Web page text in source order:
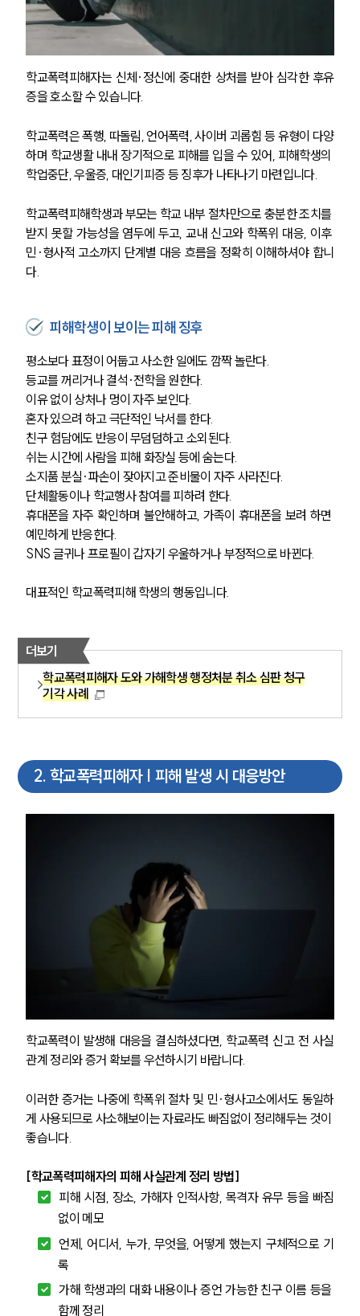
학교폭력피해자는 신체·정신에 중대한 상처를 받아 심각한 후유
증을 호소할 수 있습니다.
학교폭력은 폭행, 따돌림, 언어폭력, 사이버 괴롭힘 등 유형이 다양
하며 학교생활 내내 장기적으로 피해를 입을 수 있어, 피해학생의
학업중단, 우울증, 대인기피증 등 징후가 나타나기 마련입니다.
학교폭력피해학생과 부모는 학교 내부 절차만으로 충분한 조치를
받지 못할 가능성을 염두에 두고, 교내 신고와 학폭위 대응, 이후
민·형사적 고소까지 단계별 대응 흐름을 정확히 이해하셔야 합니
다.
피해학생이 보이는 피해 징후
평소보다 표정이 어둡고 사소한 일에도 깜짝 놀란다.
등교를 꺼리거나 결석·전학을 원한다.
이유 없이 상처나 멍이 자주 보인다.
혼자 있으려 하고 극단적인 낙서를 한다.
친구 험담에도 반응이 무덤덤하고 소외된다.
쉬는 시간에 사람을 피해 화장실 등에 숨는다.
소지품 분실·파손이 잦아지고 준비물이 자주 사라진다.
단체활동이나 학교행사 참여를 피하려 한다.
휴대폰을 자주 확인하며 불안해하고, 가족이 휴대폰을 보려 하면
예민하게 반응한다.
SNS 글귀나 프로필이 갑자기 우울하거나 부정적으로 바뀐다.
대표적인 학교폭력피해 학생의 행동입니다.
더보기
학교폭력피해자 도와 가해학생 행정처분 취소 심판 청구
기각 사례
2. 학교폭력피해자 | 피해 발생 시 대응방안
학교폭력이 발생해 대응을 결심하셨다면, 학교폭력 신고 전 사실
관계 정리와 증거 확보를 우선하시기 바랍니다.
이러한 증거는 나중에 학폭위 절차 및 민·형사고소에서도 동일하
게 사용되므로 사소해보이는 자료라도 빠짐없이 정리해두는 것이
좋습니다.
[학교폭력피해자의 피해 사실관계 정리 방법]
피해 시점, 장소, 가해자 인적사항, 목격자 유무 등을 빠짐
없이 메모
언제, 어디서, 누가, 무엇을, 어떻게 했는지 구체적으로 기
록
가해 학생과의 대화 내용이나 증언 가능한 친구 이름 등을
함께 정리